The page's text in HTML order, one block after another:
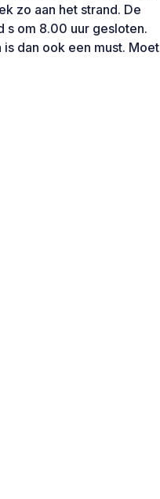
zo aan het strand. De
s om 8.00 uur gesloten.
dan ook een must. Moet